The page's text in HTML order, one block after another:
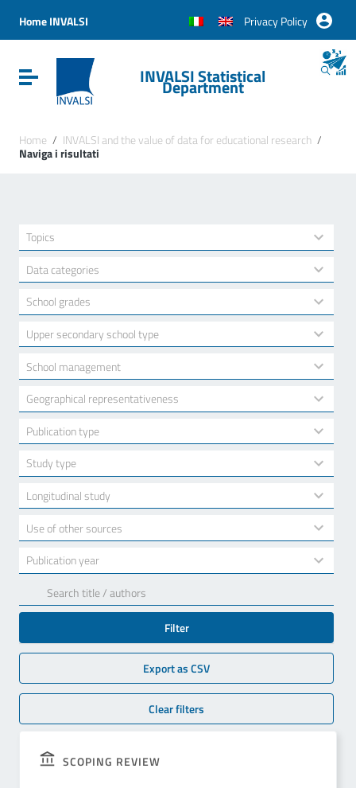
Vai al menu di navigazione
Vai al footer
Home INVALSI Privacy Policy
Attiva / disattiva la navigazioneINVALSI Statistical
Department
Home / INVALSI and the value of data for educational research /
Naviga i risultati
Topics
22
results
available
Data categories
results
available
School grades
15
results
available
Upper secondary school type
results
School management
results
available
Geographical representativeness
10
results
available
Publication type
results
available
Study type
results
available
Longitudinal study
results
Use of other sources
results
available
Publication year
17
results
available
Filter
Export as CSV
Clear filters
SCOPING REVIEW